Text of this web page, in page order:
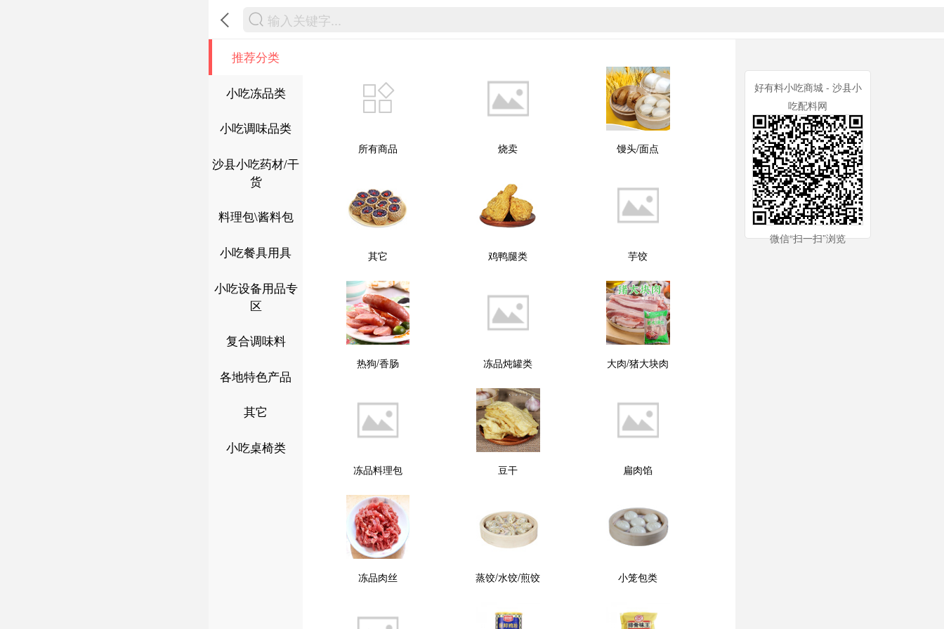
推荐分类
小吃冻品类
小吃调味品类
沙县小吃药材/干
货
料理包\酱料包
小吃餐具用具
小吃设备用品专
区
复合调味料
各地特色产品
其它
小吃桌椅类
所有商品 烧卖 馒头/面点
其它 鸡鸭腿类 芋饺
热狗/香肠 冻品炖罐类 大肉/猪大块肉
冻品料理包 豆干 扁肉馅
冻品肉丝 蒸饺/水饺/煎饺 小笼包类
好有料小吃商城 - 沙县小
吃配料网
微信“扫一扫”浏览